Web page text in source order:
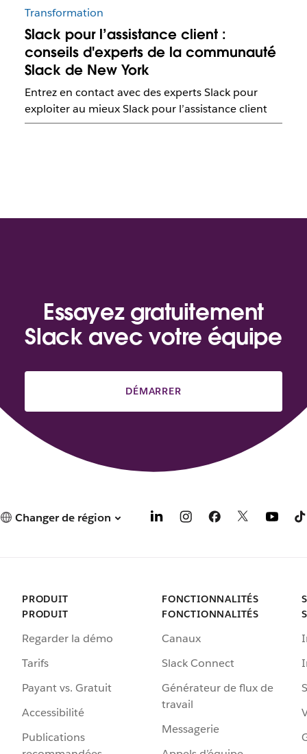
Transformation
Slack pour l’assistance client :
conseils d'experts de la communauté
Slack de New York
Entrez en contact avec des experts Slack pour
exploiter au mieux Slack pour l’assistance client
Essayez gratuitement
Slack avec votre équipe
DÉMARRER
Changer de région
PRODUIT
PRODUIT
Regarder la démo
Tarifs
Payant vs. Gratuit
Accessibilité
Publications
FONCTIONNALITÉS
FONCTIONNALITÉS
Canaux
Slack Connect
Générateur de flux de
travail
Messagerie